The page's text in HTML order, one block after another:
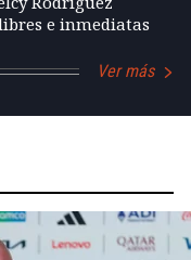
e inmediatas
Ver más